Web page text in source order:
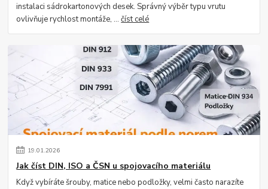
instalaci sádrokartonových desek. Správný výběr typu vrutu
ovlivňuje rychlost montáže, ...číst celé
19.01.2026
Jak číst DIN, ISO a ČSN u spojovacího materiálu
Když vybíráte šrouby, matice nebo podložky, velmi často narazíte